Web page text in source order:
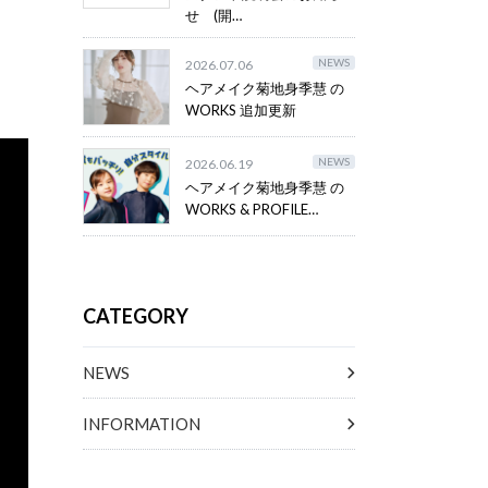
せ (開…
2026.07.06 NEWS
ヘアメイク菊地身季慧 の
WORKS 追加更新
2026.06.19 NEWS
ヘアメイク菊地身季慧 の
WORKS & PROFILE…
CATEGORY
NEWS
INFORMATION